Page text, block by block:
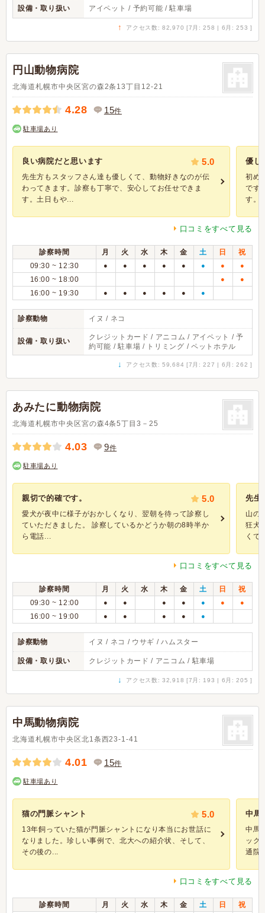
設備・取り扱い アイペット / 予約可能 / 駐車場
↑ アクセス数: 82,970 [7月: 258 | 6月: 253 ]
円山動物病院
北海道札幌市中央区宮の森2条13丁目12-21
4.28 15件
駐車場あり
良い病院だと思います 5.0
先生方もスタッフさん達も優しくて、動物好きなのが伝
わってきます。診察も丁寧で、安心してお任せできま
す。土日もや...
優し
初め
です
す。
口コミをすべて見る
診察時間 月 火 水 木 金 土 日
祝
09:30 ~ 12:30
● ● ● ● ● ● ● ●
16:00 ~ 18:00 ● ●
16:00 ~ 19:30 ● ● ● ● ● ●
診察動物 イヌ / ネコ
設備・取り扱い
クレジットカード / アニコム / アイペット / 予
約可能 / 駐車場 / トリミング / ペットホテル
↓ アクセス数: 59,684 [7月: 227 | 6月: 262 ]
あみたに動物病院
北海道札幌市中央区宮の森4条5丁目3－25
4.03 9件
駐車場あり
親切で的確です。 5.0
愛犬が夜中に様子がおかしくなり、翌朝を待って診察し
ていただきました。 診察しているかどうか朝の8時半か
ら電話...
先生
山の
狂犬
くて
口コミをすべて見る
診察時間 月 火 水 木 金 土 日
祝
09:30 ~ 12:00
● ● ● ● ● ● ●
16:00 ~ 19:00 ● ● ● ● ●
診察動物 イヌ / ネコ / ウサギ / ハムスター
設備・取り扱い クレジットカード / アニコム / 駐車場
↓ アクセス数: 32,918 [7月: 193 | 6月: 205 ]
中馬動物病院
北海道札幌市中央区北1条西23-1-41
4.01 15件
駐車場あり
猫の門脈シャント 5.0
13年飼っていた猫が門脈シャントになり本当にお世話に
なりました。珍しい事例で、北大への紹介状、そして、
その後の...
中馬
中馬
ック
通院
口コミをすべて見る
診察時間 月 火 水 木 金 土 日 祝